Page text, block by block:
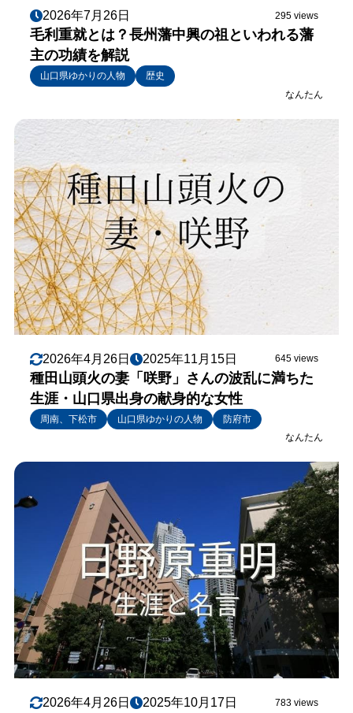
2026年7月26日 295 views
毛利重就とは？長州藩中興の祖といわれる藩
主の功績を解説
山口県ゆかりの人物
歴史
なんたん
2026年4月26日 2025年11月15日 645 views
種田山頭火の妻「咲野」さんの波乱に満ちた
生涯・山口県出身の献身的な女性
周南、下松市 山口県ゆかりの人物
防府市
なんたん
2026年4月26日 2025年10月17日 783 views